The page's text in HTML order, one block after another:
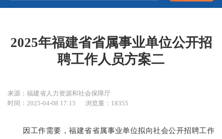
2025年福建省省属事业单位公开招
聘工作人员方案二
来源：福建省人力资源和社会保障厅
时间：2025-04-08 17:15
浏览量：18355
因工作需要，福建省省属事业单位拟向社会公开招聘工作